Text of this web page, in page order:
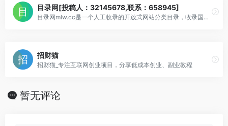
目录网[投稿人：32145678,联系：658945]
目录网mlw.cc是一个人工收录的开放式网站分类目录，收录国内外、各行业优秀网站，将网站提交到目录网，能为你的网站增加收录入口！为用户提供网站分类目录检索、优秀
招财猫
招财猫_专注互联网创业项目，分享低成本创业、副业教程
暂无评论